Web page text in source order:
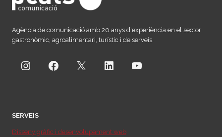
Agència de comunicació amb 20 anys d'experiència en el sector
gastronòmic, agroalimentari, turístic i de serveis.
InstagramFacebook
X LinkedInYouTube
SERVEIS
Disseny gràfic i desenvolupament web